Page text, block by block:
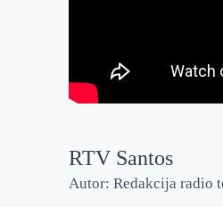
RTV Santos
Autor: Redakcija radio